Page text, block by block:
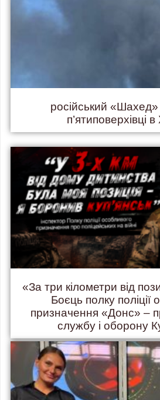
російський
п’ятиповерхівці в
«За три кілометри від
Боєць полку поліції
призначення «Донс» –
службу і оборону